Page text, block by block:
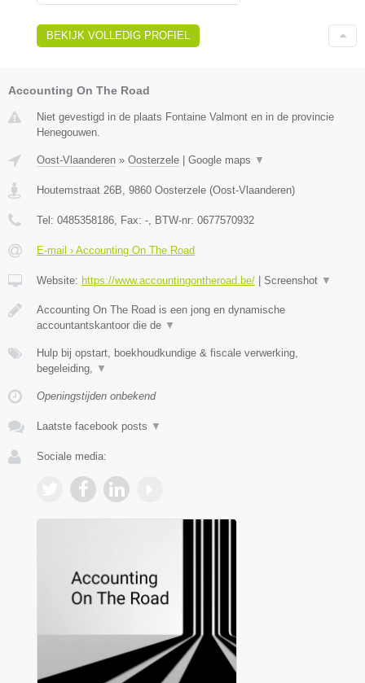
BEKIJK VOLLEDIG PROFIEL
Accounting On The Road
Niet gevestigd in de plaats Fontaine Valmont en in de provincie
Henegouwen.
Oost-Vlaanderen » Oosterzele Google maps ▼
Houtemstraat 26B 9860 Oosterzele (Oost-Vlaanderen)
Tel: 0485358186 , Fax: - , BTW-nr: 0677570932
E-mail › Accounting On The Road
Website: https://www.accountingontheroad.be/ Screenshot ▼
Accounting On The Road is een jong en dynamische
accountantskantoor die de ▼
Hulp bij opstart, boekhoudkundige & fiscale verwerking,
begeleiding,
▼
Openingstijden onbekend
Laatste facebook posts ▼
Sociale media: